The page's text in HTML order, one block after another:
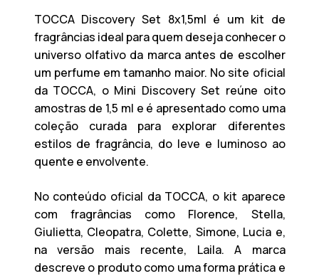
TOCCA Discovery Set 8x1,5ml é um kit de
fragrâncias ideal para quem deseja conhecer o
universo olfativo da marca antes de escolher
um perfume em tamanho maior. No site oficial
da TOCCA, o Mini Discovery Set reúne oito
amostras de 1,5 ml e é apresentado como uma
coleção curada para explorar diferentes
estilos de fragrância, do leve e luminoso ao
quente e envolvente.
No conteúdo oficial da TOCCA, o kit aparece
com fragrâncias como Florence, Stella,
Giulietta, Cleopatra, Colette, Simone, Lucia e,
na versão mais recente, Laila. A marca
descreve o produto como uma forma prática e